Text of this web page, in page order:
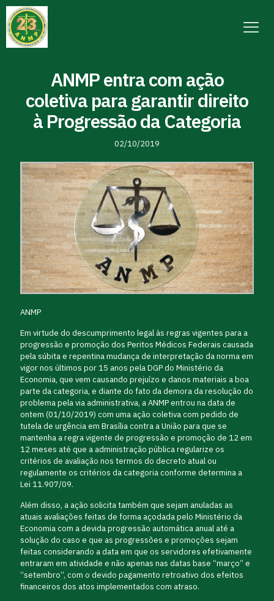
ANMP entra com ação
coletiva para garantir direito
à Progressão da Categoria
02/10/2019
ANMP
Em virtude do descumprimento legal às regras vigentes para a
progressão e promoção dos Peritos Médicos Federais causada
pela súbita e repentina mudança de interpretação da norma em
vigor nos últimos por 15 anos pela DGP do Ministério da
Economia, que vem causando prejuízo e danos materiais a boa
parte da categoria, e diante do fato da demora da resolução do
problema pela via administrativa, a ANMP entrou na data de
ontem (01/10/2019) com uma ação coletiva com pedido de
tutela de urgência em Brasília contra a União para que se
mantenha a regra vigente de progressão e promoção de 12 em
12 meses até que a administração pública regularize os
critérios de avaliação nos termos do decreto atual ou
regulamente os critérios da categoria conforme determina a
Lei 11.907/09.
Além disso, a ação solicita também que sejam anuladas as
atuais avaliações feitas de forma açodada pelo Ministério da
Economia com a devida progressão automática anual até a
solução do caso e que as progressões e promoções sejam
feitas considerando a data em que os servidores efetivamente
entraram em atividade e não apenas nas datas base “março” e
“setembro”, com o devido pagamento retroativo dos efeitos
financeiros dos atos implementados com atraso.